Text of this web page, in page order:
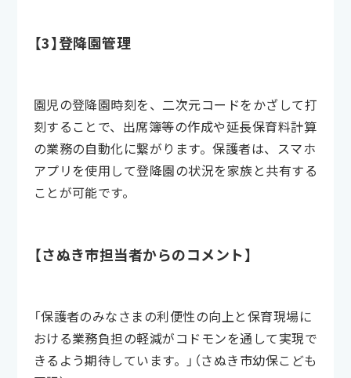
【3】登降園管理
園児の登降園時刻を、二次元コードをかざして打
刻することで、出席簿等の作成や延長保育料計算
の業務の自動化に繋がります。保護者は、スマホ
アプリを使用して登降園の状況を家族と共有する
ことが可能です。
【さぬき市担当者からのコメント】
「保護者のみなさまの利便性の向上と保育現場に
おける業務負担の軽減がコドモンを通して実現で
きるよう期待しています。」（さぬき市幼保こども